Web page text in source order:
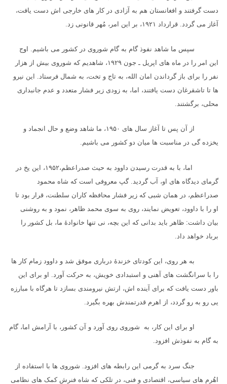
دست گرفتند و افغانستان هم به آزادی در کار های خارجی اش دست یافت،
آغاز می گردد. قرارداد ۱۹۲۱ ، بر این امر، مُهر قانونی زد.
سپس ما شاهد نفوذ گام به گام شوروی در کشور می باشیم. اوج
این امر را در ماه های اپریل ـ جون ۱۹۲۹ ، شاهدیم که شوروی بیش از هزار
نفر را برای باز گرداندن امان الله، به تاج و تخت، به شمال فرستاد. این نیرو
ها تا تاشقرغان دست یافتند، اما، به زودی زیر فشار متعدد و عدم جانبداری
محلی، برگشتند.
از آن پس تا آغاز سال های ۱۹۵۰ ، ما شاهد وضع و حال انجماد و
یخزده گی در مناسبت ها میان دو کشور می باشیم.
اما، با به قدرت رسیدن داوود به حیث صدراعظم،۱۹۵۲ ، این یخ در
گرمای دیدگاه های او، آب گردید. گپ معروفی است که شاه محمود
صدراعظم، در همان شبی که زیر فشار محافظه کاران سلطنت، قرار بود تا
او را با داوود، تعویض نمایند، روی به سوی محمد ظاهر، نمود و به روشنی
بیان داشت: ظاهر باید بدانی که این بچه، نی تنها خانوادهٔ ما، بل کشور را
برباد خواهد داد.
به هر روی، این کودتای خزندهٔ درباری موفق شد و داوود زمام کار ها
را با سرانگشت های آهنی و استبدادی خویش، به حرکت آورد. او برای این
باور دست یافت که برای آینده اش، ارتش نیرومندی بسازد تا هرگاه با مبارزه
یی رو به رو گردد، از اهرم قدرتمندش بهره بگیرد.
او برای این کار، به شوروی روی آورد و آن کشور، با آرامش اما، گام
به گام به نفوذش افزود.
جنگ سرد به گرمی این رابطه های افزود. شوروی ها با استفاده از
اهُرم های سیاسی، اقتصادی و فنی، در تلکی که شاه فنرش کمک های نظامی